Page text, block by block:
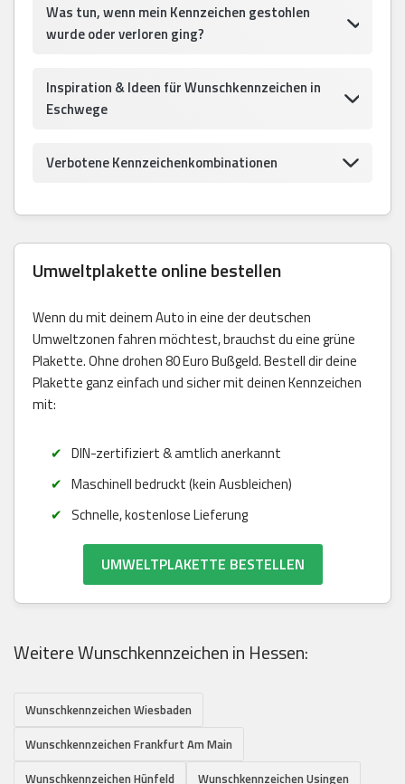
Was tun, wenn mein Kennzeichen gestohlen
wurde oder verloren ging?
Inspiration & Ideen für Wunschkennzeichen in
Eschwege
Verbotene Kennzeichenkombinationen
Umweltplakette online bestellen
Wenn du mit deinem Auto in eine der deutschen
Umweltzonen fahren möchtest, brauchst du eine grüne
Plakette. Ohne drohen 80 Euro Bußgeld. Bestell dir deine
Plakette ganz einfach und sicher mit deinen Kennzeichen
mit:
DIN-zertifiziert & amtlich anerkannt
Maschinell bedruckt (kein Ausbleichen)
Schnelle, kostenlose Lieferung
UMWELTPLAKETTE BESTELLEN
Weitere Wunschkennzeichen in Hessen:
Wunschkennzeichen Wiesbaden
Wunschkennzeichen Frankfurt Am Main
Wunschkennzeichen Hünfeld
Wunschkennzeichen Usingen